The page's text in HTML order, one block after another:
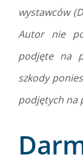
wystawców
Autor nie
podjęte na
szkody
podjętych na